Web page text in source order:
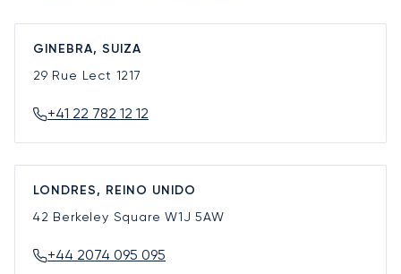
GINEBRA, SUIZA
29 Rue Lect 1217
+41 22 782 12 12
LONDRES, REINO UNIDO
42 Berkeley SquareW1J 5AW
+44 2074 095 095